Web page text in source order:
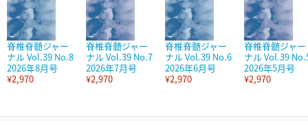
脊椎脊髄ジャー
ナル Vol.39 No.8
2026年8月号
¥2,970
脊椎脊髄ジャー
ナル Vol.39 No.7
2026年7月号
¥2,970
脊椎脊髄ジャー
ナル Vol.39 No.6
2026年6月号
¥2,970
脊椎脊髄ジャー
ナル Vol.39
2026年5月号
¥2,970